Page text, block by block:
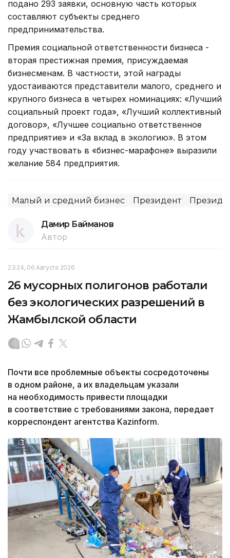
подано 293 заявки, основную часть которых
составляют субъекты среднего
предпринимательства.
Премия социальной ответственности бизнеса -
вторая престижная премия, присуждаемая
бизнесменам. В частности, этой награды
удостаиваются представители малого, среднего и
крупного бизнеса в четырех номинациях: «Лучший
социальный проект года», «Лучший коллективный
договор», «Лучшее социально ответственное
предприятие» и «За вклад в экологию». В этом
году участвовать в «бизнес-марафоне» выразили
желание 584 предприятия.
Малый и средний бизнес Президент
Дамир Байманов
Автор
23:24, 06 Августа 2026
26 мусорных полигонов работали
без экологических разрешений в
Жамбылской области
Почти все проблемные объекты сосредоточены
в одном районе, а их владельцам указали
на необходимость привести площадки
в соответствие с требованиями закона, передает
корреспондент агентства Kazinform.